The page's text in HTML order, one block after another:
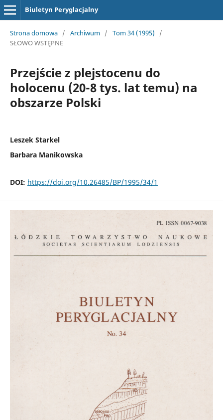
Biuletyn Peryglacjalny
Strona domowa / Archiwum / Tom 34 (1995)
/
SŁOWO WSTĘPNE
Przejście z plejstocenu do
holocenu (20-8 tys. lat temu) na
obszarze Polski
Leszek Starkel
Barbara Manikowska
DOI: https://doi.org/10.26485/BP/1995/34/1